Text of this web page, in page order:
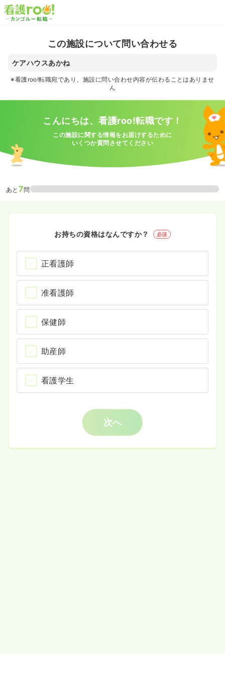
この施設について問い合わせる
ケアハウスあかね
※看護roo!転職宛であり、施設に問い合わせ内容が伝わることはありませ
ん
こんにちは、看護roo!転職です！
この施設に関する情報をお届けするために
いくつか質問させてください
あと 7問
お持ちの資格はなんですか？ 必須
正看護師
准看護師
保健師
助産師
看護学生
次へ